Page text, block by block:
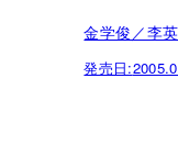
金学俊／李英
発売日: